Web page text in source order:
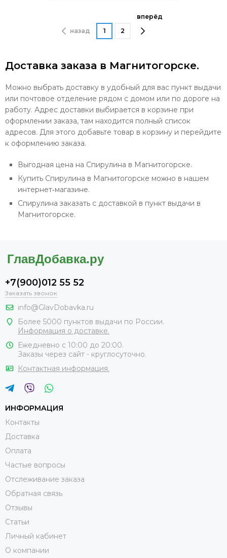
назад 1 2
вперёд
Доставка заказа в Магнитогорске.
Можно выбрать доставку в удобный для вас пункт выдачи
или почтовое отделение рядом с домом или по дороге на
работу. Адрес доставки выбирается в корзине при
оформлении заказа, там находится полный список
адресов. Для этого добавьте товар в корзину и перейдите
к оформлению заказа.
Выгодная цена на Спирулина в Магнитогорске.
Купить Спирулина в Магнитогорске можно в нашем
интернет‐магазине.
Спирулина заказать с доставкой в пункт выдачи в
Магнитогорске.
+7(900)012 55 52
Заказать звонок
info@GlavDobavka.ru
Более 5000 пунктов выдачи по России.
Информация о доставке.
Ежедневно с 10:00 до 20:00.
Заказы через сайт - круглосуточно.
Контактная информация.
ИНФОРМАЦИЯ
Контакты
Доставка
Оплата
Частые вопросы
Отслеживание заказа
Обратная связь
Отзывы
Статьи
Личный кабинет
О компании